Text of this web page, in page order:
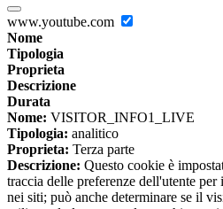
www.youtube.com
Nome
Tipologia
Proprieta
Descrizione
Durata
Nome: VISITOR_INFO1_LIVE
Tipologia: analitico
Proprieta: Terza parte
Descrizione: Questo cookie è
traccia delle preferenze dell'utente
nei siti; può anche determinare se il